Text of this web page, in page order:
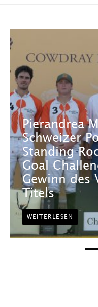
Pierandrea
Schweizer
Standing
Goal
Gewinn des
Titels
WEITERLESEN